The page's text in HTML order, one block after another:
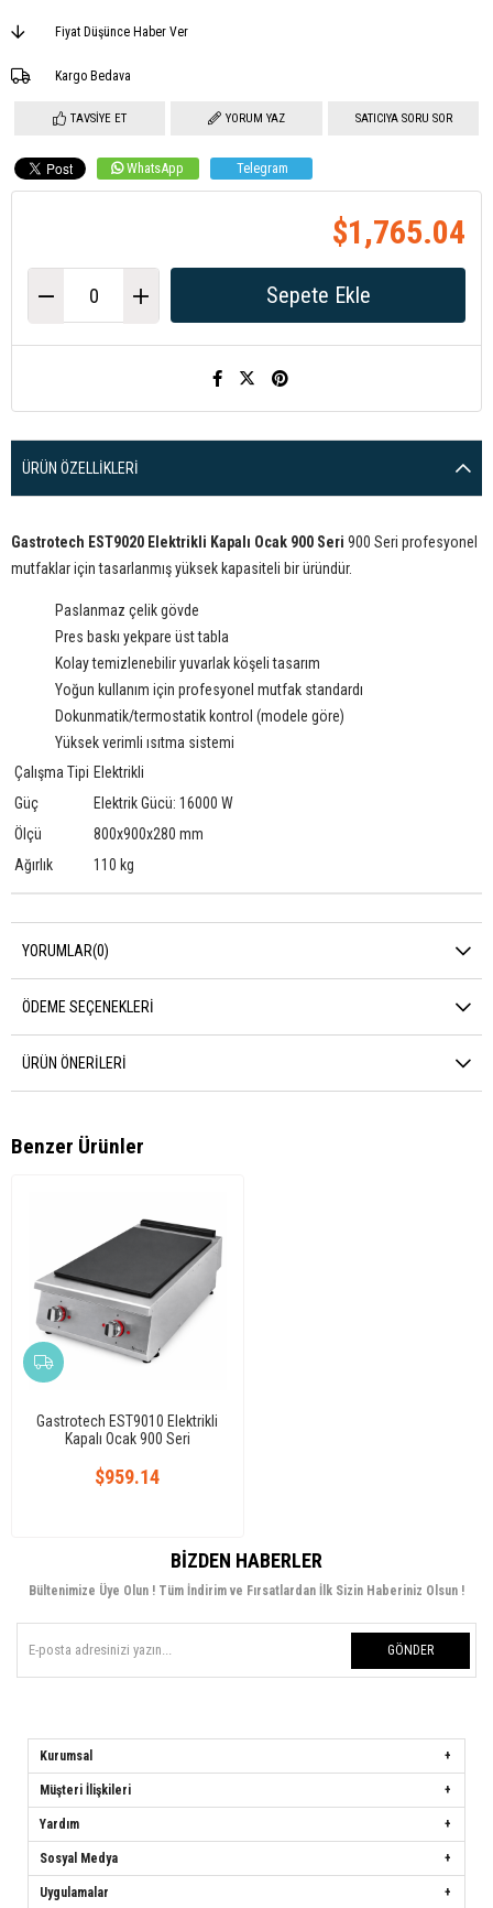
Fiyat Düşünce Haber Ver
Kargo Bedava
TAVSIYE ET YORUM YAZ SATICIYA SORU SOR
WhatsApp Telegram
$1,765.04
ÜRÜN ÖZELLIKLERI
Gastrotech EST9020 Elektrikli Kapalı Ocak 900 Seri 900 Seri profesyonel
mutfaklar için tasarlanmış yüksek kapasiteli bir üründür.
Paslanmaz çelik gövde
Pres baskı yekpare üst tabla
Kolay temizlenebilir yuvarlak köşeli tasarım
Yoğun kullanım için profesyonel mutfak standardı
Dokunmatik/termostatik kontrol (modele göre)
Yüksek verimli ısıtma sistemi
Çalışma Tipi Elektrikli
Güç
Elektrik Gücü: 16000 W
Ölçü
800x900x280 mm
Ağırlık
110 kg
YORUMLAR(0)
ÖDEME SEÇENEKLERI
ÜRÜN ÖNERILERI
Benzer Ürünler
Gastrotech EST9010 Elektrikli
Kapalı Ocak 900 Seri
$959.14
BIZDEN HABERLER
Bültenimize Üye Olun ! Tüm İndirim ve Fırsatlardan İlk Sizin Haberiniz Olsun !
GÖNDER
Kurumsal
Müşteri İlişkileri
Yardım
Sosyal Medya
Uygulamalar